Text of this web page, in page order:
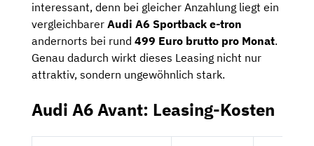
interessant, denn bei gleicher Anzahlung liegt ein
vergleichbarer Audi A6 Sportback e-tron
andernorts bei rund 499 Euro brutto pro Monat.
Genau dadurch wirkt dieses Leasing nicht nur
attraktiv, sondern ungewöhnlich stark.
Audi A6 Avant: Leasing-Kosten